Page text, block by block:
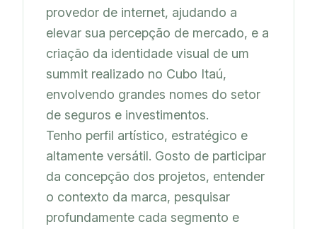
provedor de internet, ajudando a
elevar sua percepção de mercado, e a
criação da identidade visual de um
summit realizado no Cubo Itaú,
envolvendo grandes nomes do setor
de seguros e investimentos.
Tenho perfil artístico, estratégico e
altamente versátil. Gosto de participar
da concepção dos projetos, entender
o contexto da marca, pesquisar
profundamente cada segmento e